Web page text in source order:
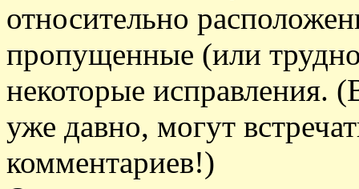
относительно
пропущенные (или
некоторые исправления.
уже давно, могут
комментариев!)